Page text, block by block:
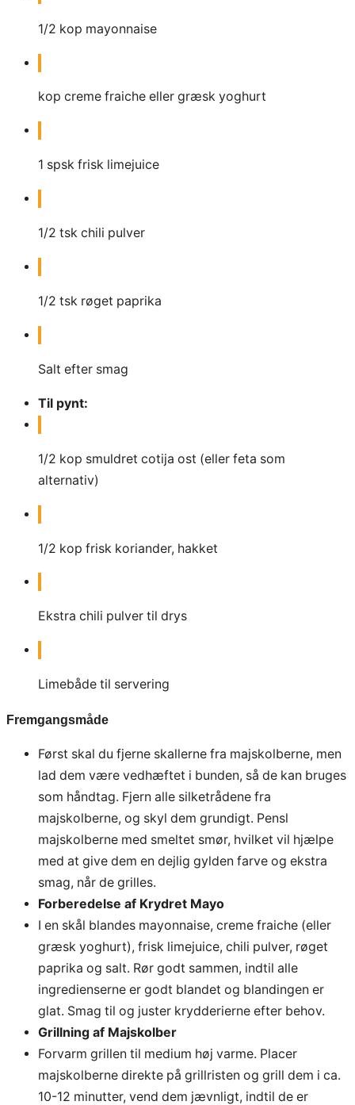
1/2 kop mayonnaise
kop creme fraiche eller græsk yoghurt
1 spsk frisk limejuice
1/2 tsk chili pulver
1/2 tsk røget paprika
Salt efter smag
Til pynt:
1/2 kop smuldret cotija ost (eller feta som
alternativ)
1/2 kop frisk koriander, hakket
Ekstra chili pulver til drys
Limebåde til servering
Fremgangsmåde
Først skal du fjerne skallerne fra majskolberne, men
lad dem være vedhæftet i bunden, så de kan bruges
som håndtag. Fjern alle silketrådene fra
majskolberne, og skyl dem grundigt. Pensl
majskolberne med smeltet smør, hvilket vil hjælpe
med at give dem en dejlig gylden farve og ekstra
smag, når de grilles.
Forberedelse af Krydret Mayo
I en skål blandes mayonnaise, creme fraiche (eller
græsk yoghurt), frisk limejuice, chili pulver, røget
paprika og salt. Rør godt sammen, indtil alle
ingredienserne er godt blandet og blandingen er
glat. Smag til og juster krydderierne efter behov.
Grillning af Majskolber
Forvarm grillen til medium høj varme. Placer
majskolberne direkte på grillristen og grill dem i ca.
10-12 minutter, vend dem jævnligt, indtil de er